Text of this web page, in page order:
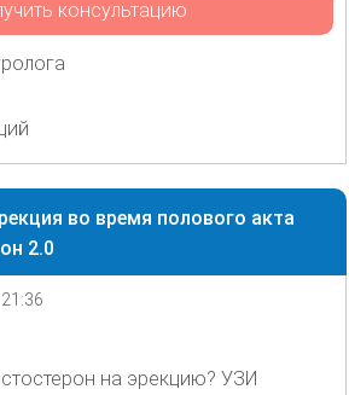
консультацию
во время полового акта
2.0
на эрекцию? УЗИ